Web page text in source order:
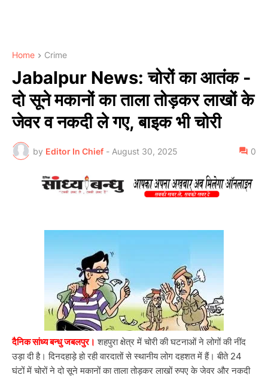
Home Crime
Jabalpur News: चोरों का आतंक -
दो सूने मकानों का ताला तोड़कर लाखों के
जेवर व नकदी ले गए, बाइक भी चोरी
by Editor In Chief - August 30, 2025 0
दैनिक सांध्य बन्धु जबलपुर। शहपुरा क्षेत्र में चोरी की घटनाओं ने लोगों की नींद
उड़ा दी है। दिनदहाड़े हो रही वारदातों से स्थानीय लोग दहशत में हैं। बीते 24
घंटों में चोरों ने दो सूने मकानों का ताला तोड़कर लाखों रुपए के जेवर और नकदी